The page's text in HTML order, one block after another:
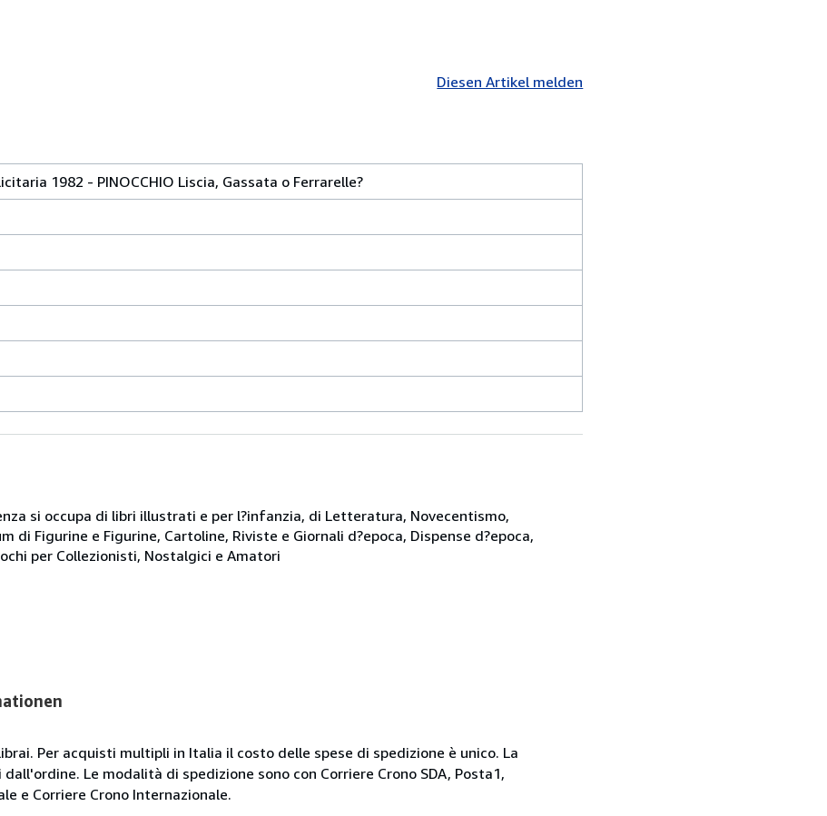
Diesen Artikel melden
1982 - PINOCCHIO Liscia, Gassata o Ferrarelle?
si occupa di libri illustrati e per l?infanzia, di Letteratura, Novecentismo,
di Figurine e Figurine, Cartoline, Riviste e Giornali d?epoca, Dispense d?epoca,
per Collezionisti, Nostalgici e Amatori
Per acquisti multipli in Italia il costo delle spese di spedizione è unico. La
Le modalità di spedizione sono con Corriere Crono SDA, Posta1,
e Corriere Crono Internazionale.